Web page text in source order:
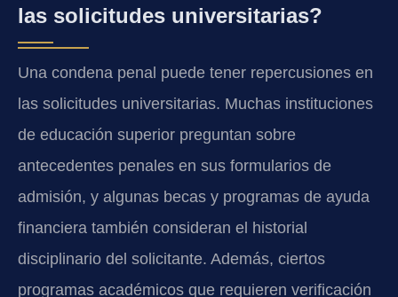
las solicitudes universitarias?
Una condena penal puede tener repercusiones en
las solicitudes universitarias. Muchas instituciones
de educación superior preguntan sobre
antecedentes penales en sus formularios de
admisión, y algunas becas y programas de ayuda
financiera también consideran el historial
disciplinario del solicitante. Además, ciertos
programas académicos que requieren verificación